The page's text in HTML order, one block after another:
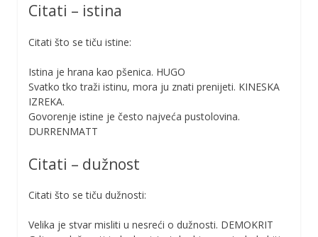
Citati – istina
Citati što se tiču istine:
Istina je hrana kao pšenica. HUGO
Svatko tko traži istinu, mora ju znati prenijeti. KINESKA
IZREKA.
Govorenje istine je često najveća pustolovina.
DURRENMATT
Citati – dužnost
Citati što se tiču dužnosti:
Velika je stvar misliti u nesreći o dužnosti. DEMOKRIT